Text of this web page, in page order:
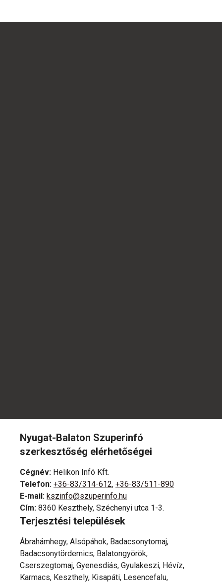
Nyugat-Balaton Szuperinfó
szerkesztőség elérhetőségei
Cégnév: Helikon Infó Kft.
Telefon: +36-83/314-612, +36-83/511-890
E-mail: kszinfo@szuperinfo.hu
Cím: 8360 Keszthely, Széchenyi utca 1-3.
Terjesztési települések
Ábrahámhegy, Alsópáhok, Badacsonytomaj,
Badacsonytördemics, Balatongyörök,
Cserszegtomaj, Gyenesdiás, Gyulakeszi, Hévíz,
Karmacs, Keszthely, Kisapáti, Lesencefalu,